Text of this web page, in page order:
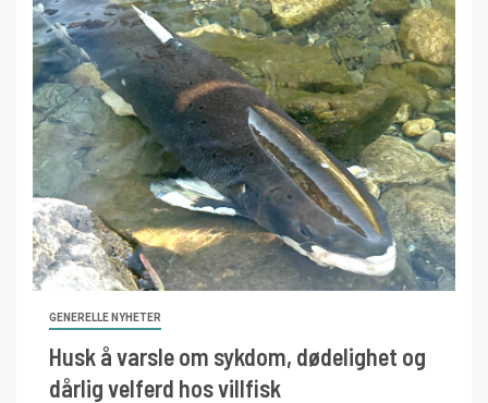
GENERELLE NYHETER
Husk å varsle om sykdom, dødelighet og
dårlig velferd hos villfisk